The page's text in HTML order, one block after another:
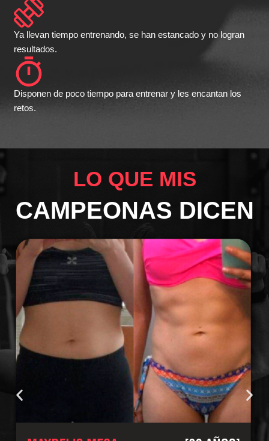
Ya llevan tiempo entrenando, se han estancado y no logran
resultados.
Disponen de poco tiempo para entrenar y les encantan los
retos.
LO QUE MIS
CAMPEONAS DICEN